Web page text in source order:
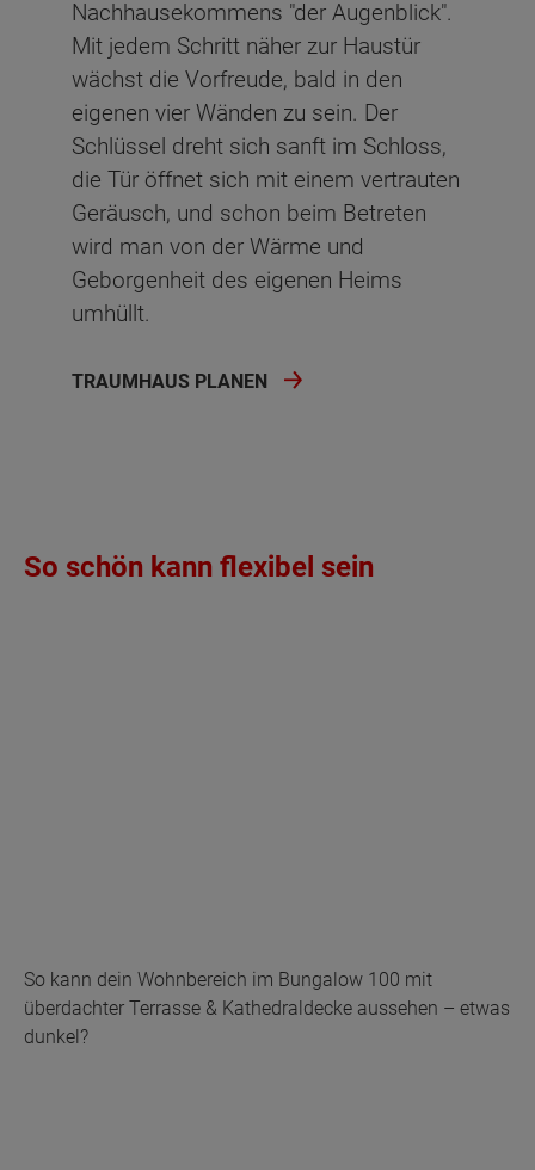
Nachhausekommens "der Augenblick".
Mit jedem Schritt näher zur Haustür
wächst die Vorfreude, bald in den
eigenen vier Wänden zu sein. Der
Schlüssel dreht sich sanft im Schloss,
die Tür öffnet sich mit einem vertrauten
Geräusch, und schon beim Betreten
wird man von der Wärme und
Geborgenheit des eigenen Heims
umhüllt.
TRAUMHAUS PLANEN
So schön kann flexibel sein
So kann dein Wohnbereich im Bungalow 100 mit
überdachter Terrasse & Kathedraldecke aussehen – etwas
dunkel?